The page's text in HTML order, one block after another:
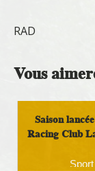
RAD
Vous
Saison
Racing Club
Sport